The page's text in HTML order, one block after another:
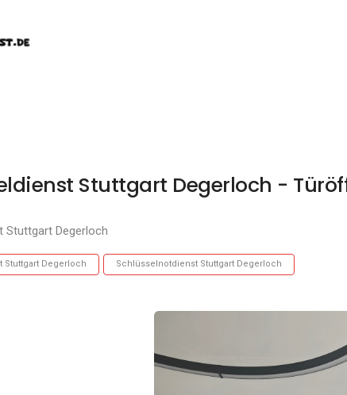
Stuttgart Degerloch -
Stuttgart Degerloch
Stuttgart Degerloch Schlüsselnotdienst Stuttgart Degerloch